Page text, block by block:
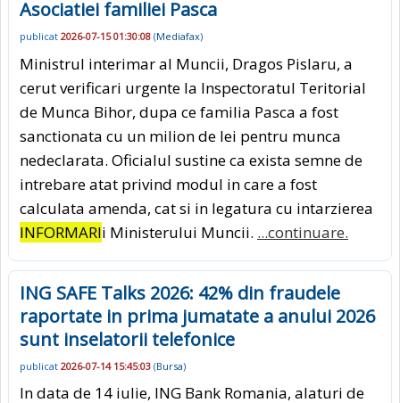
Asociatiei familiei Pasca
publicat 2026-07-15 01:30:08 (Mediafax)
Ministrul interimar al Muncii, Dragos Pislaru, a
cerut verificari urgente la Inspectoratul Teritorial
de Munca Bihor, dupa ce familia Pasca a fost
sanctionata cu un milion de lei pentru munca
nedeclarata. Oficialul sustine ca exista semne de
intrebare atat privind modul in care a fost
calculata amenda, cat si in legatura cu intarzierea
INFORMARIi Ministerului Muncii. ...continuare.
ING SAFE Talks 2026: 42% din fraudele
raportate in prima jumatate a anului 2026
sunt inselatorii telefonice
publicat 2026-07-14 15:45:03 (Bursa)
In data de 14 iulie, ING Bank Romania, alaturi de